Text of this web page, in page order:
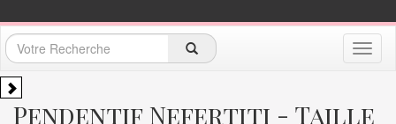
Pendentif Nefertiti - Taille